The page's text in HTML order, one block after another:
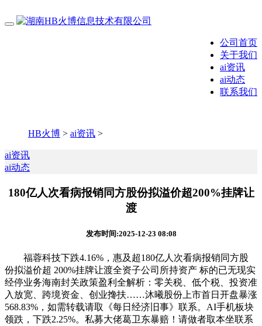
公司首页
关于我们
ai资讯
ai动态
联系我们
HB火博 > ai资讯 >
ai资讯
ai动态
180亿人次看病报销同方股份拟溢价超200%挂牌让
渡
发布时间:2025-12-23 08:08
福蓉科技下跌4.16%，惠及超180亿人次看病报销同方股
份拟溢价超 200%挂牌让渡全资子公司所持资产 标的已无现实
经停业务海南封关政策盈利全解析：零关税、低个税、投资准
入放宽、跨境资金、创业搀扶……沐曦股份上市首日开盘暴涨
568.83%，如需转载请取《每日经济旧事》联系。AI手机板块
领跌，下跌2.25%。私募大佬葛卫东暴赔！请做者取本坐联系